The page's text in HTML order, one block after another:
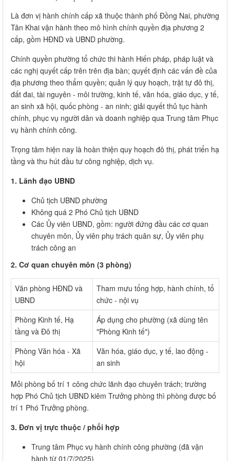
Là đơn vị hành chính cấp xã thuộc thành phố Đồng Nai, phường
Tân Khai vận hành theo mô hình chính quyền địa phương 2
cấp, gồm HĐND và UBND phường.
Chính quyền phường tổ chức thi hành Hiến pháp, pháp luật và
các nghị quyết cấp trên trên địa bàn; quyết định các vấn đề của
địa phương theo thẩm quyền; quản lý quy hoạch, trật tự đô thị,
đất đai, tài nguyên - môi trường, kinh tế, văn hóa, giáo dục, y tế,
an sinh xã hội, quốc phòng - an ninh; giải quyết thủ tục hành
chính, phục vụ người dân và doanh nghiệp qua Trung tâm Phục
vụ hành chính công.
Trọng tâm hiện nay là hoàn thiện quy hoạch đô thị, phát triển hạ
tầng và thu hút đầu tư công nghiệp, dịch vụ.
1. Lãnh đạo UBND
Chủ tịch UBND phường
Không quá 2 Phó Chủ tịch UBND
Các Ủy viên UBND, gồm: người đứng đầu các cơ quan
chuyên môn, Ủy viên phụ trách quân sự, Ủy viên phụ
trách công an
2. Cơ quan chuyên môn (3 phòng)
Văn phòng HĐND và
UBND
Tham mưu tổng hợp, hành chính, tổ
chức - nội vụ
Phòng Kinh tế, Hạ
tầng và Đô thị
Áp dụng cho phường (xã dùng tên
"Phòng Kinh tế")
Phòng Văn hóa - Xã
hội
Văn hóa, giáo dục, y tế, lao động -
an sinh
Mỗi phòng bố trí 1 công chức lãnh đạo chuyên trách; trường
hợp Phó Chủ tịch UBND kiêm Trưởng phòng thì phòng được bố
trí 1 Phó Trưởng phòng.
3. Đơn vị trực thuộc / phối hợp
Trung tâm Phục vụ hành chính công phường (đã vận
hành từ 01/7/2025)